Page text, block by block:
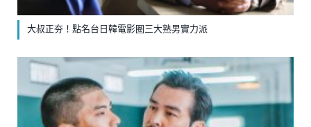
大叔正夯！點名台日韓電影圈三大熟男實力派